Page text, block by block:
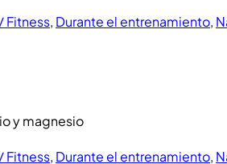
Fitness, Durante el entrenamiento,
Fitness, Durante el entrenamiento,